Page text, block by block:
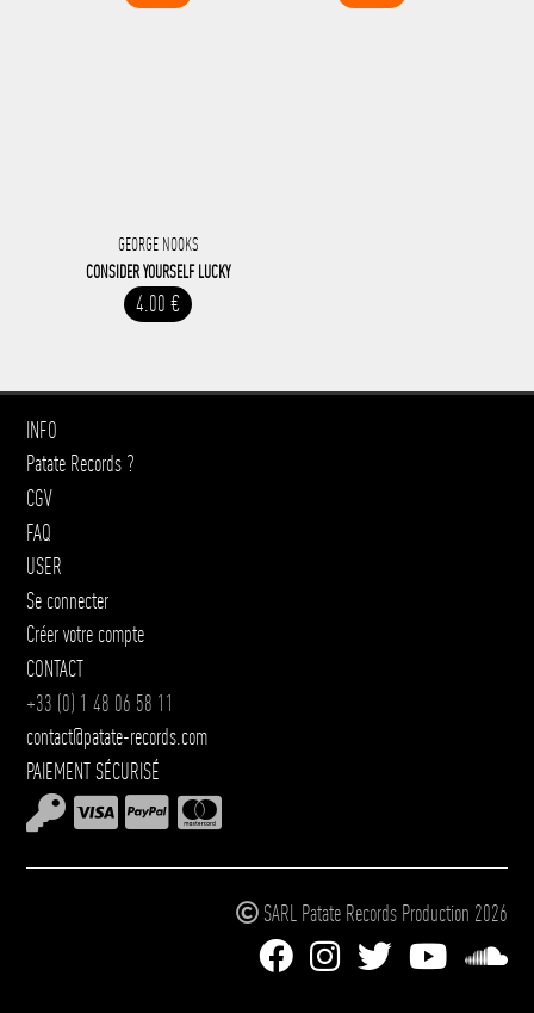
GEORGE NOOKS
CONSIDER YOURSELF LUCKY
4.00 €
INFO
Patate Records ?
CGV
FAQ
USER
Se connecter
Créer votre compte
CONTACT
+33 (0) 1 48 06 58 11
contact@patate-records.com
PAIEMENT SÉCURISÉ
SARL Patate Records Production 2026